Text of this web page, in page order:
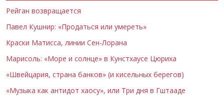
Рейган возвращается
Павел Кушнир: «Продаться или умереть»
Краски Матисса, линии Сен-Лорана
Марисоль: «Море и солнце» в Кунстхаусе Цюриха
«Швейцария, страна банков» (и кисельных берегов)
«Музыка как антидот хаосу», или Три дня в Гштааде